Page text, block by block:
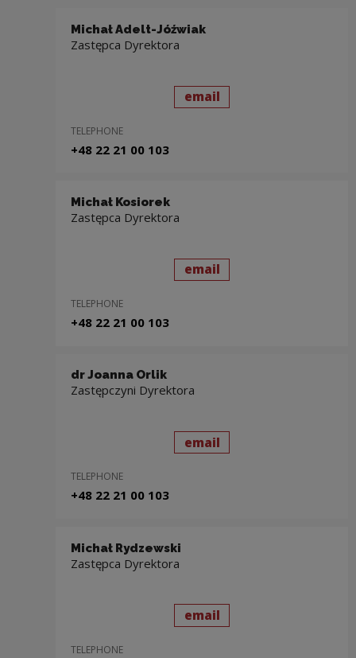
Michał Adelt-Jóźwiak
Zastępca Dyrektora
send
emailto: Michał Adelt-
TELEPHONE
+48 22 21 00 103
Michał Kosiorek
Zastępca Dyrektora
send
emailto: Michał Kosiorek
TELEPHONE
+48 22 21 00 103
dr Joanna Orlik
Zastępczyni Dyrektora
send
emailto: dr Joanna Orlik
TELEPHONE
+48 22 21 00 103
Michał Rydzewski
Za­stęp­ca Dyrektora
send
emailto: Michał Rydzewski
TELEPHONE